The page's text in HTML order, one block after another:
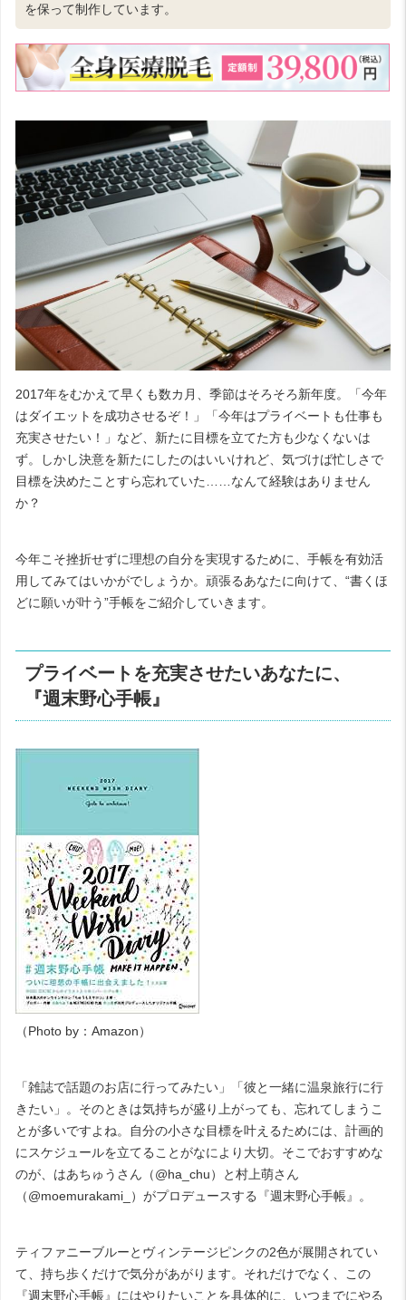
を保って制作しています。
2017年をむかえて早くも数カ月、季節はそろそろ新年度。「今年
はダイエットを成功させるぞ！」「今年はプライベートも仕事も
充実させたい！」など、新たに目標を立てた方も少なくないは
ず。しかし決意を新たにしたのはいいけれど、気づけば忙しさで
目標を決めたことすら忘れていた……なんて経験はありません
か？
今年こそ挫折せずに理想の自分を実現するために、手帳を有効活
用してみてはいかがでしょうか。頑張るあなたに向けて、“書くほ
どに願いが叶う”手帳をご紹介していきます。
プライベートを充実させたいあなたに、
『週末野心手帳』
（Photo by ： Amazon）
「雑誌で話題のお店に行ってみたい」「彼と一緒に温泉旅行に行
きたい」。そのときは気持ちが盛り上がっても、忘れてしまうこ
とが多いですよね。自分の小さな目標を叶えるためには、計画的
にスケジュールを立てることがなにより大切。そこでおすすめな
のが、はあちゅうさん（@ha_chu）と村上萌さん
（@moemurakami_ ）がプロデュースする『週末野心手帳』。
ティファニーブルーとヴィンテージピンクの2色が展開されてい
て、持ち歩くだけで気分があがります。それだけでなく、この
『週末野心手帳』にはやりたいことを具体的に、いつまでにやる